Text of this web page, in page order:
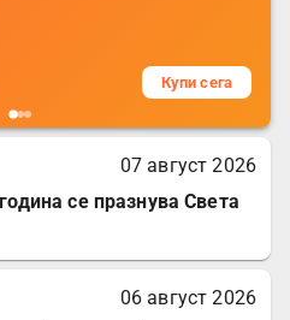
Купи сега
07 август 2026
се празнува Света
06 август 2026